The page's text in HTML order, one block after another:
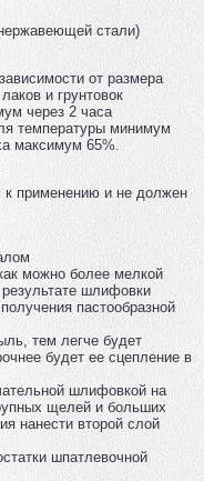
стали)
от размера
и грунтовок
через 2 часа
температуры минимум
максимум 65%.
к применению и не должен
можно более мелкой
шлифовки
пастообразной
тем легче будет
будет ее сцепление в
шлифовкой на
щелей и больших
нанести второй слой
шпатлевочной